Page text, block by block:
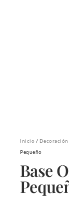
Inicio / Decoración
Pequeño
Base